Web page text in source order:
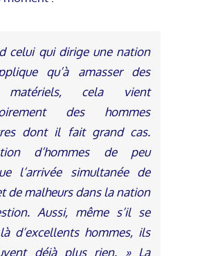
celui qui dirige une nation
qu’à amasser des
matériels, cela vient
des hommes
dont il fait grand cas.
d’hommes de peu
l’arrivée simultanée de
de malheurs dans la nation
Aussi, même s’il se
d’excellents hommes, ils
déjà plus rien. » La